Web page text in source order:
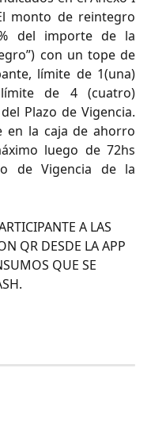
monto de reintegro
del importe de la
con un tope de
límite de 1(una)
de 4 (cuatro)
Plazo de Vigencia.
en la caja de ahorro
luego de 72hs
de Vigencia de la
A LAS
QR DESDE LA APP
QUE SE